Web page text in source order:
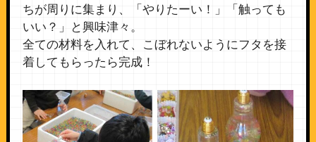
ちが周りに集まり、「やりたーい！」「触っても
いい？」と興味津々。
全ての材料を入れて、こぼれないようにフタを接
着してもらったら完成！